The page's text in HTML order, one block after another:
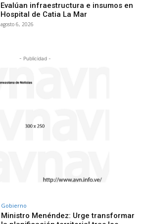
Evalúan infraestructura e insumos en
Hospital de Catia La Mar
agosto 6, 2026
- Publicidad -
Gobierno
Ministro Menéndez: Urge transformar